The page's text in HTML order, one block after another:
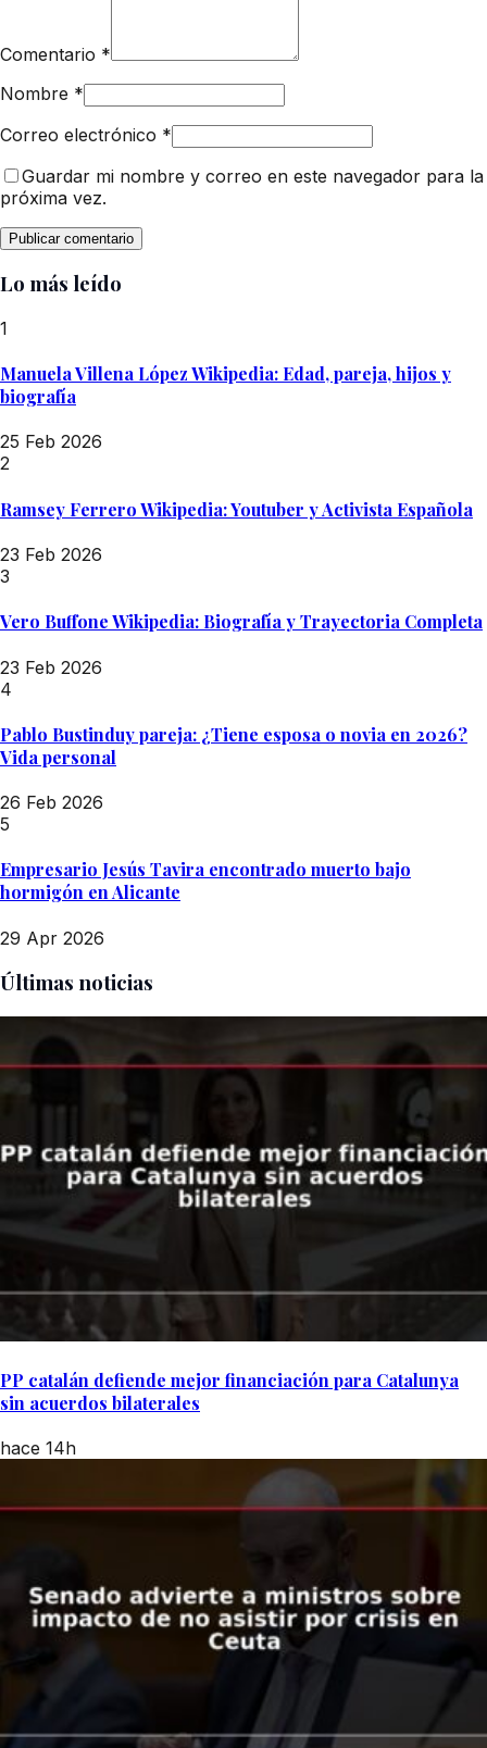
Comentario *
Nombre *
Correo electrónico *
Guardar mi nombre y correo en este navegador para la
próxima vez.
Lo más leído
1
Manuela Villena López Wikipedia: Edad, pareja, hijos y
biografía
25 Feb 2026
2
Ramsey Ferrero Wikipedia: Youtuber y Activista Española
23 Feb 2026
3
Vero Buffone Wikipedia: Biografía y Trayectoria Completa
23 Feb 2026
4
Pablo Bustinduy pareja: ¿Tiene esposa o novia en 2026?
Vida personal
26 Feb 2026
5
Empresario Jesús Tavira encontrado muerto bajo
hormigón en Alicante
29 Apr 2026
Últimas noticias
PP catalán defiende mejor financiación para Catalunya
sin acuerdos bilaterales
hace 14h